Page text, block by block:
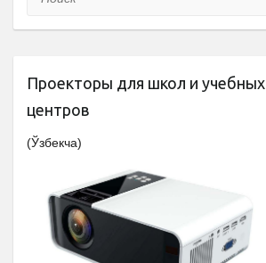
Проекторы для школ и учебных
центров
(Ўзбекча)